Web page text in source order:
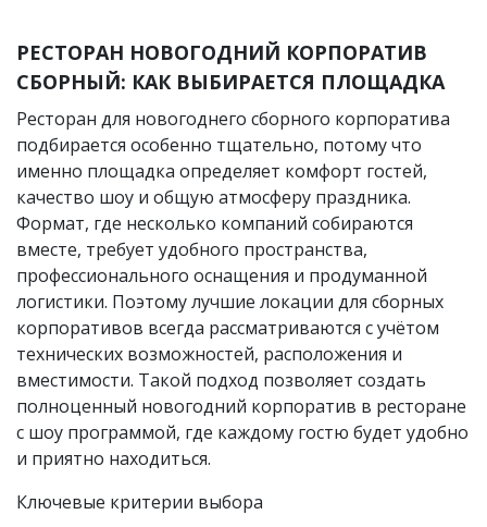
РЕСТОРАН НОВОГОДНИЙ КОРПОРАТИВ
СБОРНЫЙ: КАК ВЫБИРАЕТСЯ ПЛОЩАДКА
Ресторан для новогоднего сборного корпоратива
подбирается особенно тщательно, потому что
именно площадка определяет комфорт гостей,
качество шоу и общую атмосферу праздника.
Формат, где несколько компаний собираются
вместе, требует удобного пространства,
профессионального оснащения и продуманной
логистики. Поэтому лучшие локации для сборных
корпоративов всегда рассматриваются с учётом
технических возможностей, расположения и
вместимости. Такой подход позволяет создать
полноценный новогодний корпоратив в ресторане
с шоу программой, где каждому гостю будет удобно
и приятно находиться.
Ключевые критерии выбора